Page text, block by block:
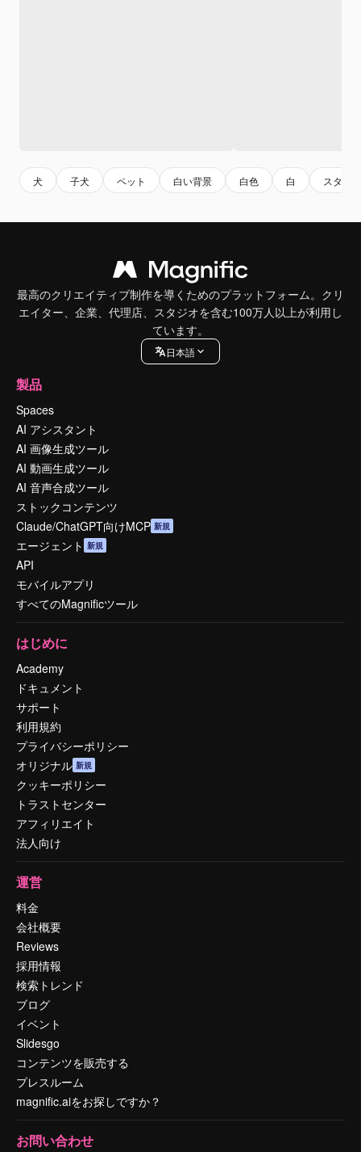
犬 子犬 ペット 白い背景 白色 白 スタジオ
最高のクリエイティブ制作を導くためのプラットフォーム。クリ
エイター、企業、代理店、スタジオを含む100万人以上が利用し
ています。
日本語
製品
Spaces
AI アシスタント
AI 画像生成ツール
AI 動画生成ツール
AI 音声合成ツール
ストックコンテンツ
Claude/ChatGPT向けMCP 新規
エージェント 新規
API
モバイルアプリ
すべてのMagnificツール
はじめに
Academy
ドキュメント
サポート
利用規約
プライバシーポリシー
オリジナル 新規
クッキーポリシー
トラストセンター
アフィリエイト
法人向け
運営
料金
会社概要
Reviews
採用情報
検索トレンド
ブログ
イベント
Slidesgo
コンテンツを販売する
プレスルーム
magnific.aiをお探しですか？
お問い合わせ